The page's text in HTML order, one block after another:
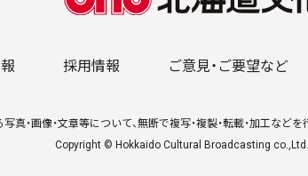
採用情報 ご意見・ご要望など
真・画像・文章等について、無断で複写・複製・転載・加工など
Copyright © Hokkaido Cultural Broadcasting